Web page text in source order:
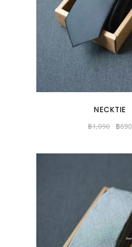
NECKTIE
฿1,090 ฿690